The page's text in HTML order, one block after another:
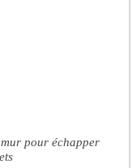
pour échapper